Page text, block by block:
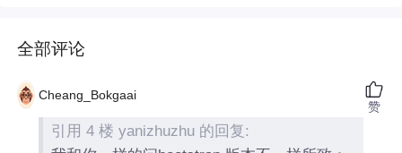
全部评论
Cheang_Bokgaai
引用 4 楼 yanizhuzhu 的回复:
赞